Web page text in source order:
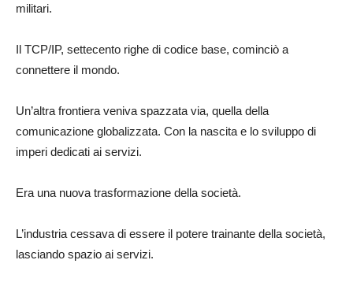
militari.
Il TCP/IP, settecento righe di codice base, cominciò a
connettere il mondo.
Un’altra frontiera veniva spazzata via, quella della
comunicazione globalizzata. Con la nascita e lo sviluppo di
imperi dedicati ai servizi.
Era una nuova trasformazione della società.
L’industria cessava di essere il potere trainante della società,
lasciando spazio ai servizi.